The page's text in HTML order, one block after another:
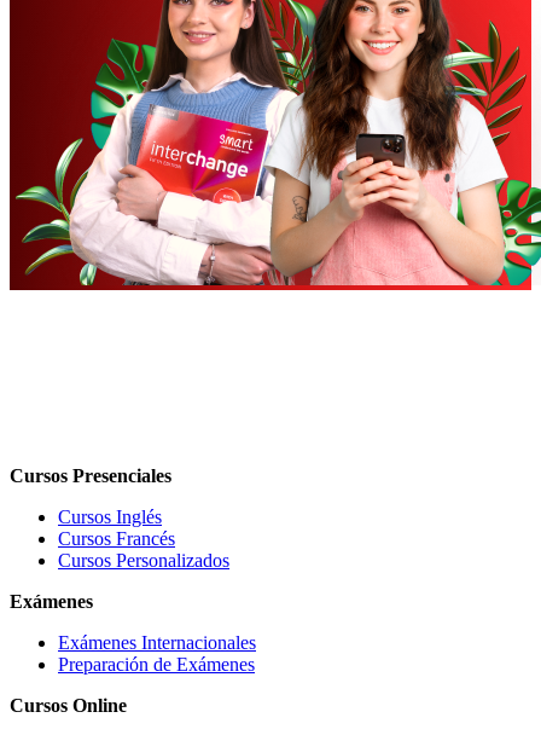
Cursos Presenciales
Cursos Inglés
Cursos Francés
Cursos Personalizados
Exámenes
Exámenes Internacionales
Preparación de Exámenes
Cursos Online